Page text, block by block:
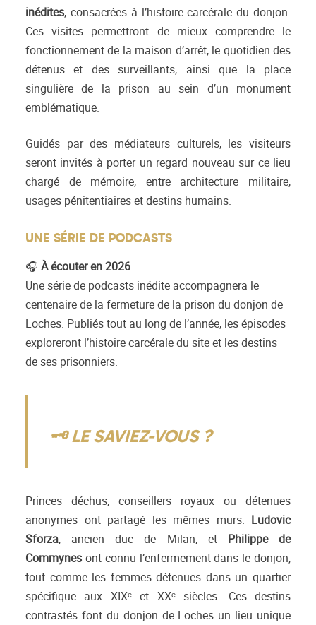
inédites, consacrées à l’histoire carcérale du donjon.
Ces visites permettront de mieux comprendre le
fonctionnement de la maison d’arrêt, le quotidien des
détenus et des surveillants, ainsi que la place
singulière de la prison au sein d’un monument
emblématique.
Guidés par des médiateurs culturels, les visiteurs
seront invités à porter un regard nouveau sur ce lieu
chargé de mémoire, entre architecture militaire,
usages pénitentiaires et destins humains.
UNE SÉRIE DE PODCASTS
🎧 À écouter en 2026
Une série de podcasts inédite accompagnera le
centenaire de la fermeture de la prison du donjon de
Loches. Publiés tout au long de l’année, les épisodes
exploreront l’histoire carcérale du site et les destins
de ses prisonniers.
🗝️ LE SAVIEZ-VOUS ?
Princes déchus, conseillers royaux ou détenues
anonymes ont partagé les mêmes murs. Ludovic
Sforza, ancien duc de Milan, et Philippe de
Commynes ont connu l’enfermement dans le donjon,
tout comme les femmes détenues dans un quartier
spécifique aux XIXᵉ et XXᵉ siècles. Ces destins
contrastés font du donjon de Loches un lieu unique